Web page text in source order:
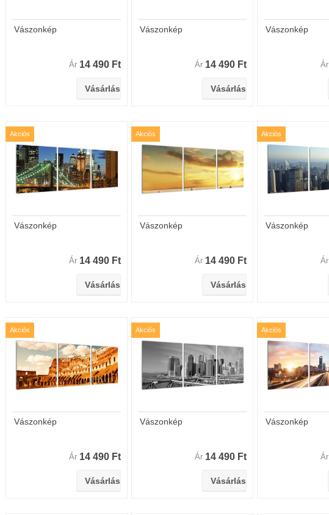
Vászonkép
Ár 14 490 Ft
Vászonkép
Ár 14 490 Ft
Vászonkép
Ár
Vászonkép
Ár 14 490 Ft
Akciós
Vászonkép
Ár 14 490 Ft
Akciós
Vászonkép
Ár
Akciós
Vászonkép
Ár 14 490 Ft
Akciós
Vászonkép
Ár 14 490 Ft
Akciós
Vászonkép
Ár
Akciós